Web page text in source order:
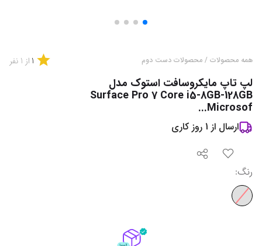
همه محصولات / محصولات دست دوم 1 از 1 نفر
لپ تاپ مایکروسافت استوک مدل
Surface Pro 7 Core i5-8GB-128GB
Microsof...
ارسال از 1 روز کاری
رنگ: